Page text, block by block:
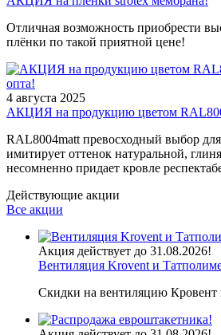
Отличная возможность приобрести
плёнки по такой приятной цене!
4 августа 2025
АКЦИЯ на продукцию цветом
RAL8004matt превосходный выбор
имитирует оттенок натуральной,
несомненно придает кровле
Действующие акции
Все акции
Акция действует до 31.08.2026!
Вентиляция Krovent и
Скидки на вентиляцию Кровент